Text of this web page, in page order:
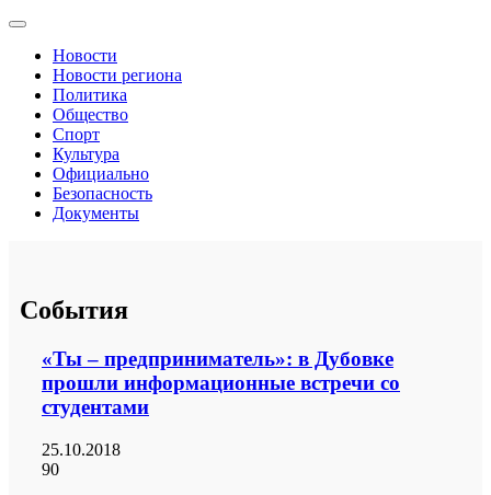
Новости
Новости региона
Политика
Общество
Спорт
Культура
Официально
Безопасность
Документы
События
«Ты – предприниматель»: в Дубовке
прошли информационные встречи со
студентами
25.10.2018
90